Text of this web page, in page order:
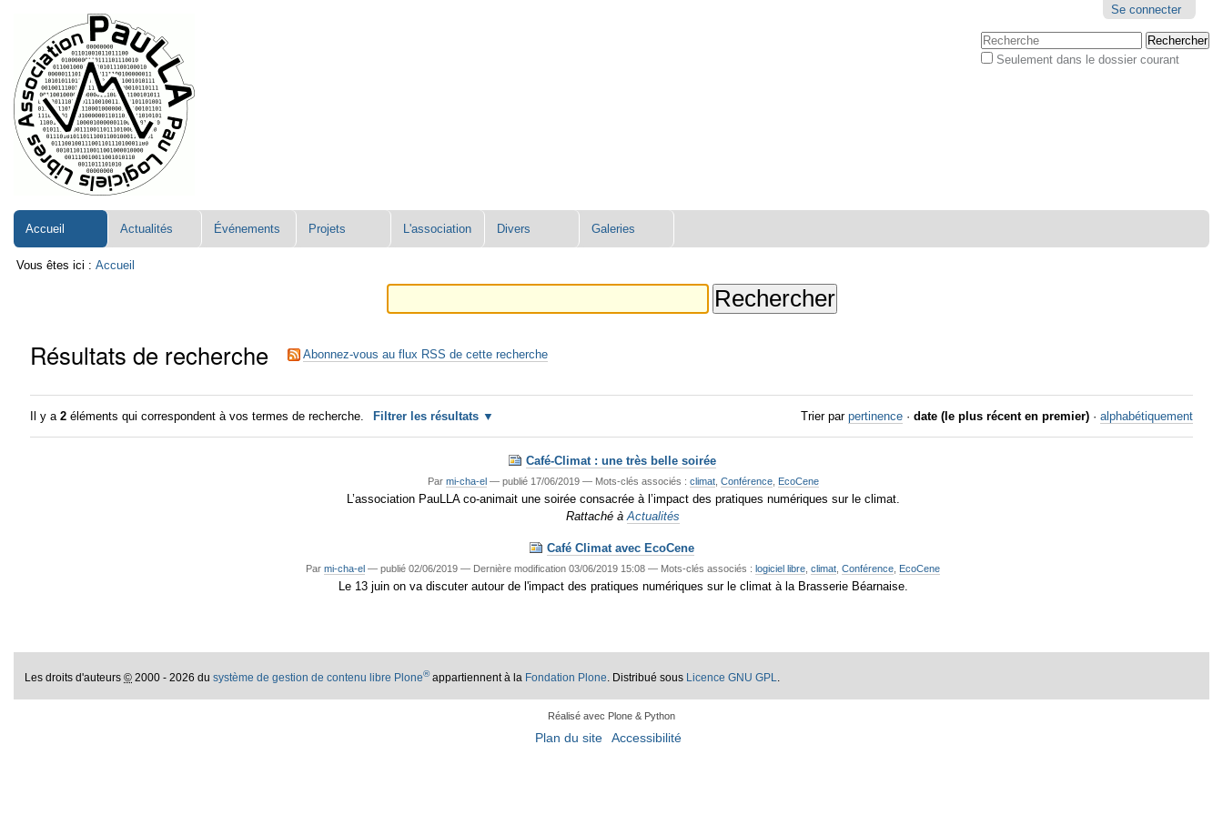
contenu.
Aller
à
la
navigation
personnels
Se connecter
Chercher par
Seulement dans le dossier courant
Accueil Actualités Événements Projets L'association Divers Galeries
Vous êtes ici : Accueil
Résultats de recherche Abonnez-vous au flux RSS de cette recherche
Il y a2 éléments qui correspondent à vos termes de recherche. Filtrer les résultats Trier par pertinence · date (le plus récent en premier) · alphabétiquement
Café-Climat : une très belle soirée
Par mi-cha-el — publié17/06/2019 — Mots-clés associés : climat, Conférence, EcoCene
L’association PauLLA co-animait une soirée consacrée à l’impact des pratiques numériques sur le climat.
Rattaché à Actualités
Café Climat avec EcoCene
Parmi-cha-el —publié 02/06/2019— Dernière modification 03/06/2019 15:08— Mots-clés associés :logiciel libre ,climat ,Conférence EcoCene
Le 13 juin on va discuter autour de l'impact des pratiques numériques sur le climat à la Brasserie Béarnaise.
Les droits d'auteurs© 2000 - 2026 dusystème de gestion de contenu libre Plone®appartiennent à la Fondation Plone . Distribué sous Licence GNU GPL
Réalisé avec Plone & Python
Plan du site Accessibilité